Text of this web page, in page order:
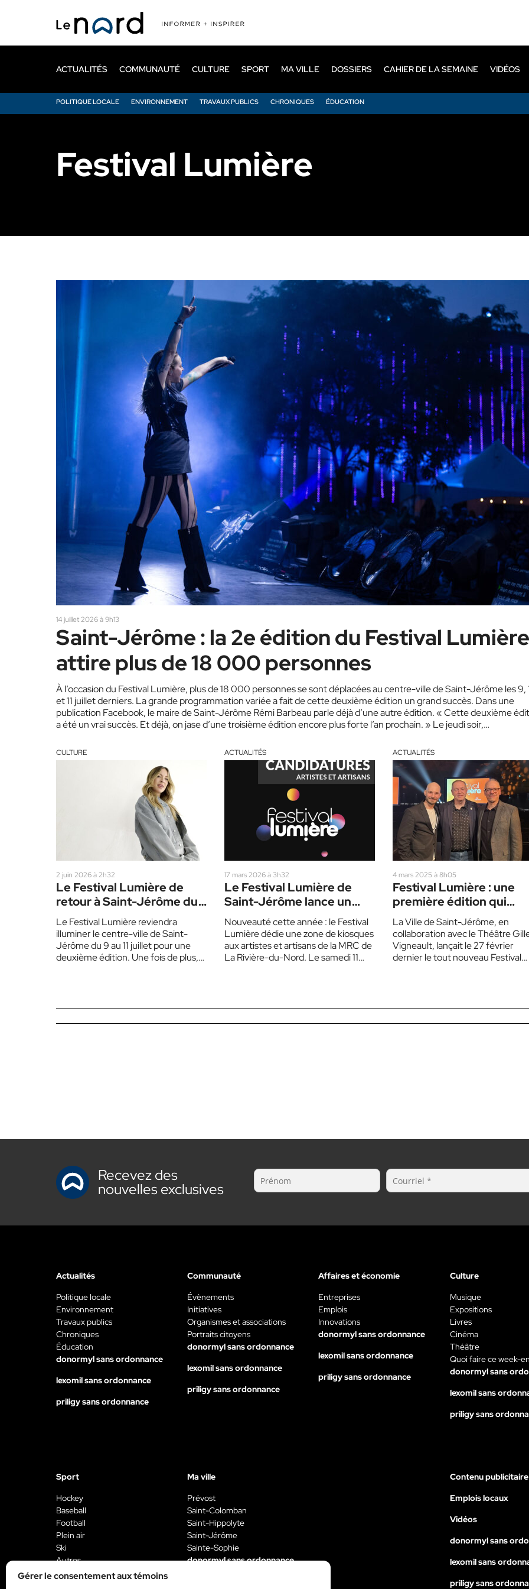
Gérer le consentement aux témoins
principal
ACTUALITÉS
POLITIQUE LOCALE ENVIRONNEMENT TRAVAUX PUBLICS CHRONIQUES ÉDUCATION
COMMUNAUTÉ CULTURE SPORT MA VILLE DOSSIERS CAHIER DE LA SEMAINE VIDÉOS
Festival Lumière
14 juillet 2026 à 9h13
Saint-Jérôme : la 2e édition du Festival
attire plus de 18 000 personnes
À l’occasion du Festival Lumière, plus de 18 000 personnes se sont déplacées au centre-ville de Saint-Jérôme les 9,
et 11 juillet derniers. La grande programmation variée a fait de cette deuxième édition un grand succès. Dans une
publication Facebook, le maire de Saint-Jérôme Rémi Barbeau parle déjà d’une autre édition. « Cette deuxième
a été un vrai succès. Et déjà, on jase d’une troisième édition encore plus forte l’an prochain. » Le jeudi soir,…
CULTURE
2 juin 2026 à 2h32
Le Festival Lumière de
retour à Saint-Jérôme du
9 au 11 juillet
Le Festival Lumière reviendra
illuminer le centre-ville de Saint-
Jérôme du 9 au 11 juillet pour une
deuxième édition. Une fois de plus,
ACTUALITÉS
17 mars 2026 à 3h32
Le Festival Lumière de
Saint-Jérôme lance un
appel aux créateurs locaux
Nouveauté cette année : le Festival
Lumière dédie une zone de kiosques
aux artistes et artisans de la MRC de
La Rivière-du-Nord. Le samedi 11…
ACTUALITÉS
4 mars 2025 à 8h05
Festival Lumière : une
première édition qui
promet à Saint-Jérôme
La Ville de Saint-Jérôme, en
collaboration avec le Théâtre
Vigneault, lançait le 27 février
dernier le tout nouveau Festival
Recevez des
nouvelles exclusives
Actualités
Politique locale
Environnement
Travaux publics
Chroniques
Éducation
donormyl sans ordonnance
lexomil sans ordonnance
priligy sans ordonnance
Communauté
Évènements
Initiatives
Organismes et associations
Portraits citoyens
donormyl sans ordonnance
lexomil sans ordonnance
priligy sans ordonnance
Affaires et économie
Entreprises
Emplois
Innovations
donormyl sans ordonnance
lexomil sans ordonnance
priligy sans ordonnance
Culture
Musique
Expositions
Livres
Cinéma
Théâtre
Quoi faire ce week-
donormyl sans
lexomil sans
priligy sans
Sport
Hockey
Baseball
Football
Plein air
Ski
Autres
donormyl sans ordonnance
Ma ville
Prévost
Saint-Colomban
Saint-Hippolyte
Saint-Jérôme
Sainte-Sophie
donormyl sans ordonnance
Contenu publicitaire
Emplois locaux
Vidéos
donormyl sans
lexomil sans
priligy sans